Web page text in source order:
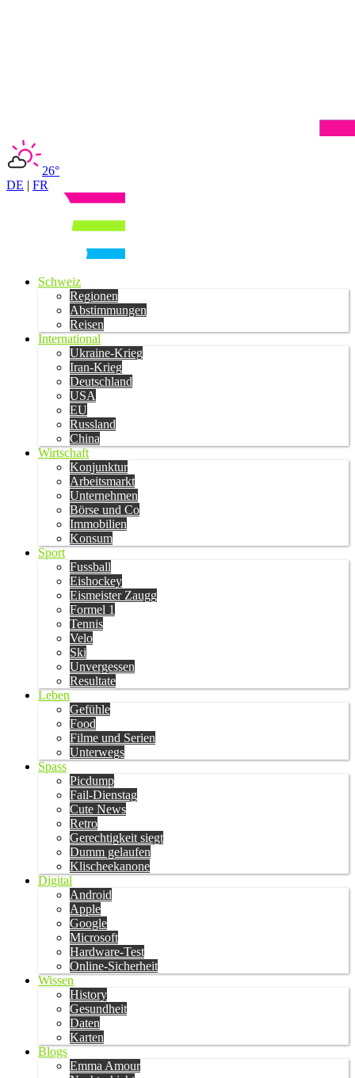
26°
DE | FR
Schweiz
Regionen
Abstimmungen
Reisen
International
Ukraine-Krieg
Iran-Krieg
Deutschland
USA
EU
Russland
China
Wirtschaft
Konjunktur
Arbeitsmarkt
Unternehmen
Börse und Co
Immobilien
Konsum
Sport
Fussball
Eishockey
Eismeister Zaugg
Formel 1
Tennis
Velo
Ski
Unvergessen
Resultate
Leben
Gefühle
Food
Filme und Serien
Unterwegs
Spass
Picdump
Fail-Dienstag
Cute News
Retro
Gerechtigkeit siegt
Dumm gelaufen
Klischeekanone
Digital
Android
Apple
Google
Microsoft
Hardware-Test
Online-Sicherheit
Wissen
History
Gesundheit
Daten
Karten
Blogs
Emma Amour